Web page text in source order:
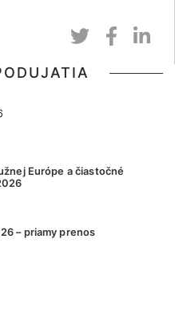
Európe a čiastočné
– priamy prenos